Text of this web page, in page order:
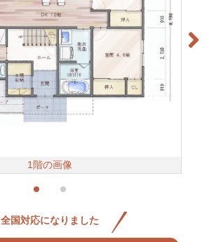
1階の画像
全国対応になりました